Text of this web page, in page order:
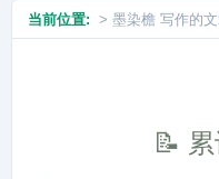
当前位置: > 墨染檐 写作的
📝